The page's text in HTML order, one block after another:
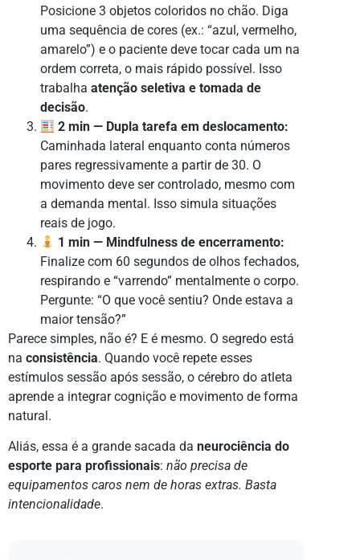
Posicione 3 objetos coloridos no chão. Diga
uma sequência de cores (ex.: “azul, vermelho,
amarelo”) e o paciente deve tocar cada um na
ordem correta, o mais rápido possível. Isso
trabalha atenção seletiva e tomada de
decisão.
2 min — Dupla tarefa em deslocamento:
Caminhada lateral enquanto conta números
pares regressivamente a partir de 30. O
movimento deve ser controlado, mesmo com
a demanda mental. Isso simula situações
reais de jogo.
1 min — Mindfulness de encerramento:
Finalize com 60 segundos de olhos fechados,
respirando e “varrendo” mentalmente o corpo.
Pergunte: “O que você sentiu? Onde estava a
maior tensão?”
Parece simples, não é? E é mesmo. O segredo está
na consistência. Quando você repete esses
estímulos sessão após sessão, o cérebro do atleta
aprende a integrar cognição e movimento de forma
natural.
Aliás, essa é a grande sacada da neurociência do
esporte para profissionais: não precisa de
equipamentos caros nem de horas extras. Basta
intencionalidade.